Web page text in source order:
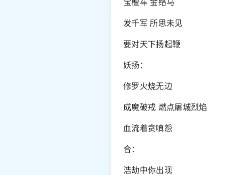
宝檀车 金络马
发千军 所思未见
要对天下扬起鞭
妖扬：
修罗火烧无边
成魔破戒 燃点屠城烈焰
血流着贪嗔怨
合：
浩劫中你出现